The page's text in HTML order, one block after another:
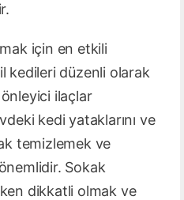
için en etkili
kedileri düzenli olarak
ilaçlar
kedi yataklarını ve
temizlemek ve
Sokak
dikkatli olmak ve